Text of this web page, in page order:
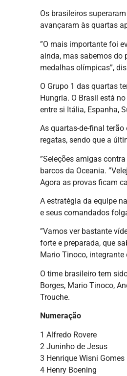
Os brasileiros
avançaram às quartas
”O mais importante foi
ainda, mas sabemos do
medalhas olímpicas”,
O Grupo 1 das quartas
Hungria. O Brasil está
entre si Itália, Espanha,
As quartas-de-final
regatas, sendo que a
”Seleções amigas
barcos da Oceania.
Agora as provas ficam
A estratégia da equipe
e seus comandados
”Vamos ver bastante
forte e preparada, que
Mario Tinoco, integrante
O time brasileiro tem
Borges, Mario Tinoco,
Trouche.
Numeração
1 Alfredo Rovere
2 Juninho de Jesus
3 Henrique Wisni Gomes
4 Henry Boening